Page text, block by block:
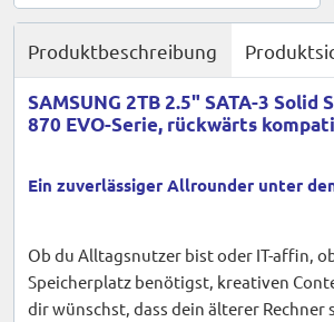
Produktbeschreibung
SAMSUNG 2TB 2.5" SATA-3 Solid
870 EVO-Serie, rückwärts
Ein zuverlässiger Allrounder unter
Ob du Alltagsnutzer bist oder IT-affin,
Speicherplatz benötigst, kreativen
dir wünschst, dass dein älterer